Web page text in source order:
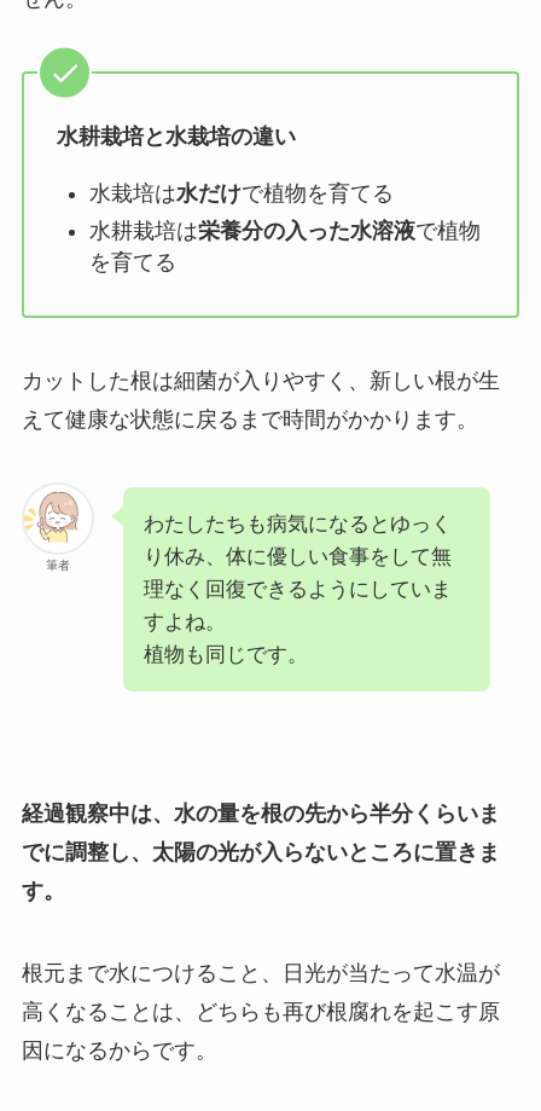
水耕栽培と水栽培の違い
水栽培は水だけで植物を育てる
水耕栽培は栄養分の入った水溶液で植物
を育てる
カットした根は細菌が入りやすく、新しい根が生
えて健康な状態に戻るまで時間がかかります。
筆者
わたしたちも病気になるとゆっく
り休み、体に優しい食事をして無
理なく回復できるようにしていま
すよね。
植物も同じです。
経過観察中は、水の量を根の先から半分くらいま
でに調整し、太陽の光が入らないところに置きま
す。
根元まで水につけること、日光が当たって水温が
高くなることは、どちらも再び根腐れを起こす原
因になるからです。